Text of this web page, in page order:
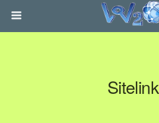
Sitelink